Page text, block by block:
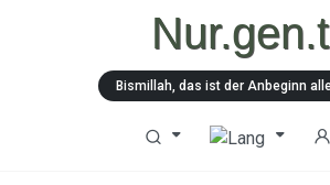
Bismillah, das ist der Anbeginn